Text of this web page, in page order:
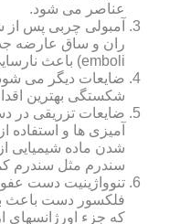
عناصر می شود.
آمبولی چربی پس از
emboli) باعث نارسایی ریه (ARDS) عوارض مغزی و
ضایعات دیگر می
شکستگی بهترین
ضایعات تزریقی در
آمیزی ها و استفاده
شدن ماده شیمیایی
سندرم مثل سندرم
تنوواژینیت دست
فلکسور دست باعث
که جزء